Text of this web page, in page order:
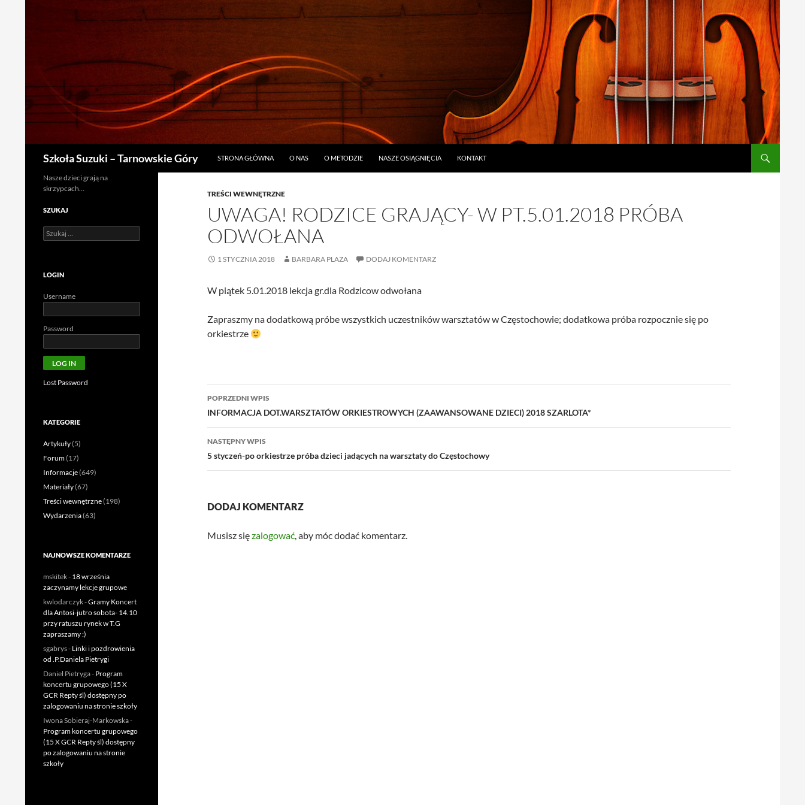
Szkoła Suzuki – Tarnowskie Góry
STRONA GŁÓWNA
O NAS O METODZIE NASZE OSIĄGNIĘCIA KONTAKT
TREŚCI WEWNĘTRZNE
UWAGA! RODZICE GRAJĄCY- W PT.5.01.2018 PRÓBA
ODWOŁANA
1 STYCZNIA 2018 BARBARA PLAZA DODAJ KOMENTARZ
W piątek 5.01.2018 lekcja gr.dla Rodzicow odwołana
Zapraszmy na dodatkową próbe wszystkich uczestników warsztatów w Częstochowie; dodatkowa próba rozpocznie się po
orkiestrze
Nawigacja
wpisu
POPRZEDNI WPIS
INFORMACJA DOT.WARSZTATÓW ORKIESTROWYCH (ZAAWANSOWANE DZIECI) 2018 SZARLOTA*
NASTĘPNY WPIS
5 styczeń-po orkiestrze próba dzieci jadących na warsztaty do Częstochowy
DODAJ KOMENTARZ
Musisz sięzalogować, aby móc dodać komentarz.
Nasze dzieci grają na
skrzypcach…
SZUKAJ
Szukaj:
LOGIN
Username
Password
Lost Password
KATEGORIE
Artykuły(5)
Forum(17)
Informacje(649)
Materiały(67)
Treści wewnętrzne(198)
Wydarzenia(63)
NAJNOWSZE KOMENTARZE
mskitek- 18 września
zaczynamy lekcje grupowe
kwlodarczyk-Gramy Koncert
dla Antosi-jutro sobota- 14.10
przy ratuszu rynek w T.G
zapraszamy :)
sgabrys- Linki i pozdrowienia
od .P.Daniela Pietrygi
Daniel Pietryga- Program
koncertu grupowego (15 X
GCR Repty śl) dostępny po
zalogowaniu na stronie szkoły
Iwona Sobieraj-Markowska-
Program koncertu grupowego
(15 X GCR Repty śl) dostępny
po zalogowaniu na stronie
szkoły